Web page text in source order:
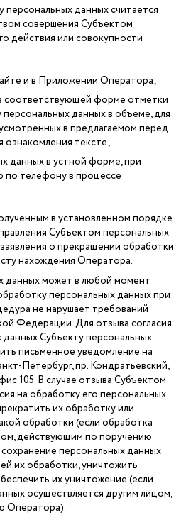
персональных данных считается
совершения Субъектом
действия или совокупности
и в Приложении Оператора;
соответствующей форме отметки
персональных данных в объеме, для
в предлагаемом перед
ознакомления тексте;
данных в устной форме, при
по телефону в процессе
в установленном порядке
Субъектом персональных
о прекращении обработки
нахождения Оператора.
данных может в любой момент
персональных данных при
не нарушает требований
Федерации. Для отзыва согласия
Субъекту персональных
письменное уведомление на
Петербург, пр. Кондратьевский,
105. В случае отзыва Субъектом
на обработку его персональных
их обработку или
обработки (если обработка
действующим по поручению
персональных данных
их обработки, уничтожить
их уничтожение (если
осуществляется другим лицом,
Оператора).